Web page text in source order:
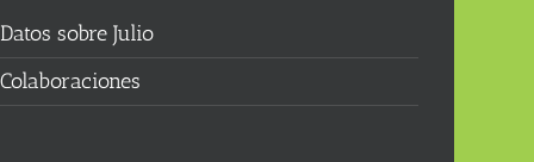
Datos sobre Julio
Colaboraciones